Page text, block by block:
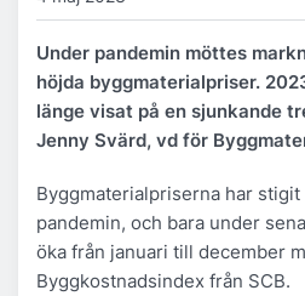
Under pandemin möttes
höjda byggmaterialpriser.
länge visat på en sjunkande
Jenny Svärd, vd för
Byggmaterialpriserna har
pandemin, och bara under
öka från januari till december
Byggkostnadsindex från SCB.